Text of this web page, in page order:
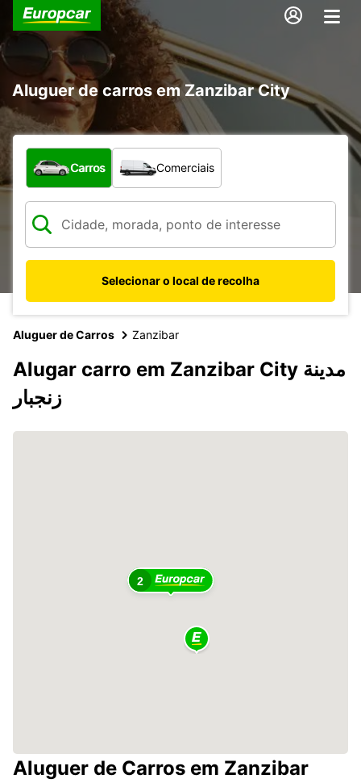
Aluguer de carros em Zanzibar City
Que tipo de veículo pretende?
Carros Comerciais
Selecionar o local de recolha
Aluguer de Carros Zanzibar
Alugar carro em Zanzibar City مدينة
زنجبار
2
Aluguer de Carros em Zanzibar